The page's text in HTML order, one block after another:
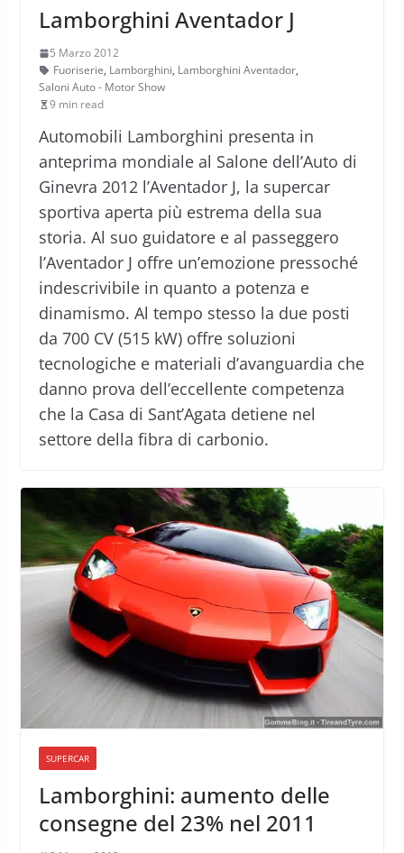
Lamborghini Aventador J
5 Marzo 2012
Fuoriserie, Lamborghini, Lamborghini Aventador,
Saloni Auto - Motor Show
9 min read
Automobili Lamborghini presenta in
anteprima mondiale al Salone dell’Auto di
Ginevra 2012 l’Aventador J, la supercar
sportiva aperta più estrema della sua
storia. Al suo guidatore e al passeggero
l’Aventador J offre un’emozione pressoché
indescrivibile in quanto a potenza e
dinamismo. Al tempo stesso la due posti
da 700 CV (515 kW) offre soluzioni
tecnologiche e materiali d’avanguardia che
danno prova dell’eccellente competenza
che la Casa di Sant’Agata detiene nel
settore della fibra di carbonio.
SUPERCAR
Lamborghini: aumento delle
consegne del 23% nel 2011